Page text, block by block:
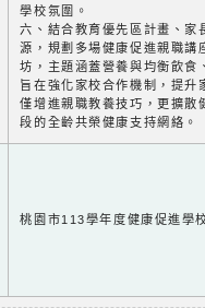
學校氛圍。
六、結合教育優先區計畫、家
源，規劃多場健康促進親職講
坊，主題涵蓋營養與均衡飲食
旨在強化家校合作機制，提升
僅增進親職教養技巧，更擴散
段的全齡共榮健康支持網絡。
桃園市113學年度健康促進學